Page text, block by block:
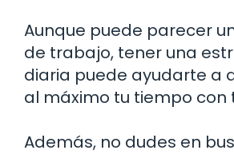
Aunque puede parecer
de trabajo, tener una
diaria puede ayudarte a
al máximo tu tiempo con
Además, no dudes en